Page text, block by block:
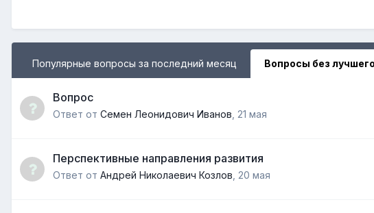
Популярные вопросы за последний месяц Вопросы без
Вопрос
Ответ от Семен Леонидович Иванов, 21 мая
Перспективные направления развития
Ответ от Андрей Николаевич Козлов, 20 мая